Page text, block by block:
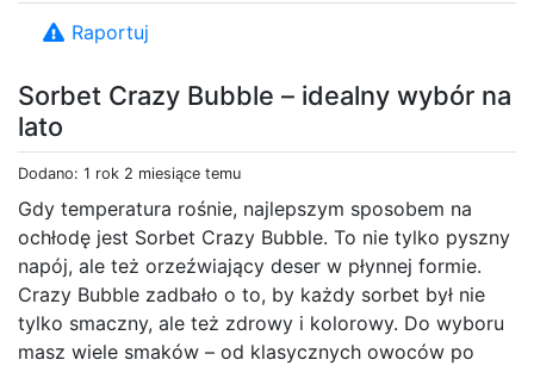
Sorbet Crazy Bubble – idealny wybór na
lato
Dodano: 1 rok 2 miesiące temu
Gdy temperatura rośnie, najlepszym sposobem na
ochłodę jest Sorbet Crazy Bubble. To nie tylko pyszny
napój, ale też orzeźwiający deser w płynnej formie.
Crazy Bubble zadbało o to, by każdy sorbet był nie
tylko smaczny, ale też zdrowy i kolorowy. Do wyboru
masz wiele smaków – od klasycznych owoców po
Raportuj